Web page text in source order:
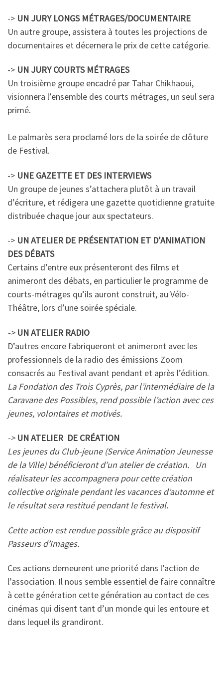
-> UN JURY LONGS MÉTRAGES/DOCUMENTAIRE
Un autre groupe, assistera à toutes les projections de
documentaires et décernera le prix de cette catégorie.
-> UN JURY COURTS MÉTRAGES
Un troisième groupe encadré par Tahar Chikhaoui,
visionnera l’ensemble des courts métrages, un seul sera
primé.
Le palmarès sera proclamé lors de la soirée de clôture
de Festival.
-> UNE GAZETTE ET DES INTERVIEWS
Un groupe de jeunes s’attachera plutôt à un travail
d’écriture, et rédigera une gazette quotidienne gratuite
distribuée chaque jour aux spectateurs.
-> UN ATELIER DE PRÉSENTATION ET D’ANIMATION
DES DÉBATS
Certains d’entre eux présenteront des films et
animeront des débats, en particulier le programme de
courts-métrages qu’ils auront construit, au Vélo-
Théâtre, lors d’une soirée spéciale.
-> UN ATELIER RADIO
D’autres encore fabriqueront et animeront avec les
professionnels de la radio des émissions Zoom
consacrés au Festival avant pendant et après l’édition.
La Fondation des Trois Cyprès, par l’intermédiaire de la
Caravane des Possibles, rend possible l’action avec ces
jeunes, volontaires et motivés.
-> UN ATELIER DE CRÉATION
Les jeunes du Club-jeune (Service Animation Jeunesse
de la Ville) bénéficieront d’un atelier de création. Un
réalisateur les accompagnera pour cette création
collective originale pendant les vacances d’automne et
le résultat sera restitué pendant le festival.
Cette action est rendue possible grâce au dispositif
Passeurs d’Images.
Ces actions demeurent une priorité dans l’action de
l’association. Il nous semble essentiel de faire connaître
à cette génération cette génération au contact de ces
cinémas qui disent tant d’un monde qui les entoure et
dans lequel ils grandiront.